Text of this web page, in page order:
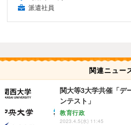
派遣社員
関連ニュー
関大等3大学共催「デ
ンテスト」
教育行政
2023.4.5(水) 11:45